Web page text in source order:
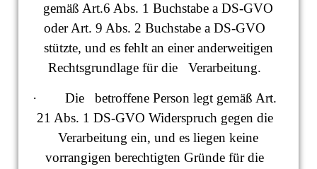
gemäß Art.6 Abs. 1 Buchstabe a DS-GVO
oder Art. 9 Abs. 2 Buchstabe a DS-GVO
stützte, und es fehlt an einer anderweitigen
Rechtsgrundlage für die Verarbeitung.
· Die betroffene Person legt gemäß Art.
21 Abs. 1 DS-GVO Widerspruch gegen die
Verarbeitung ein, und es liegen keine
vorrangigen berechtigten Gründe für die